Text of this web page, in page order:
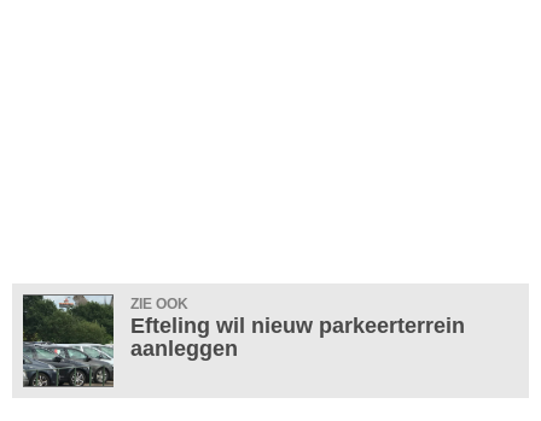
ZIE OOK
Efteling wil nieuw parkeerterrein
aanleggen